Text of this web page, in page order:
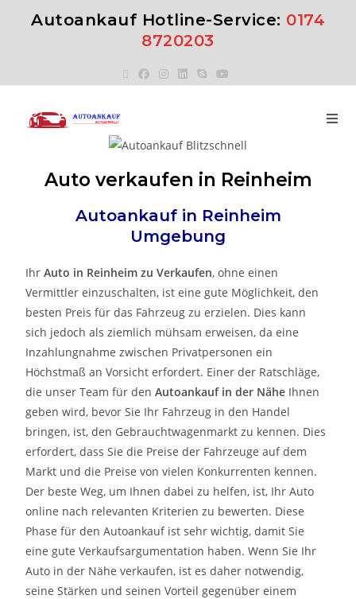
Autoankauf Hotline-Service: 0174
8720203
Auto verkaufen in Reinheim
Autoankauf in Reinheim
Umgebung
IhrAuto in ReinheimzuVerkaufen, ohne einen
Vermittler einzuschalten, ist eine gute Möglichkeit, den
besten Preis für das Fahrzeug zu erzielen. Dies kann
sich jedoch als ziemlich mühsam erweisen, da eine
Inzahlungnahme zwischen Privatpersonen ein
Höchstmaß an Vorsicht erfordert. Einer der Ratschläge,
die unser Team für denAutoankauf in der Nähe Ihnen
geben wird, bevor Sie Ihr Fahrzeug in den Handel
bringen, ist, den Gebrauchtwagenmarkt zu kennen. Dies
erfordert, dass Sie die Preise der Fahrzeuge auf dem
Markt und die Preise von vielen Konkurrenten kennen.
Der beste Weg, um Ihnen dabei zu helfen, ist, Ihr Auto
online nach relevanten Kriterien zu bewerten. Diese
Phase für den Autoankauf ist sehr wichtig, damit Sie
eine gute Verkaufsargumentation haben. Wenn Sie Ihr
Auto in der Nähe verkaufen, ist es daher notwendig,
seine Stärken und seinen Vorteil gegenüber einem